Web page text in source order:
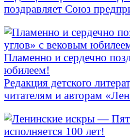
поздравляет Союз
Пламенно и сердечно
юбилеем!
Редакция детского
читателям и авторам